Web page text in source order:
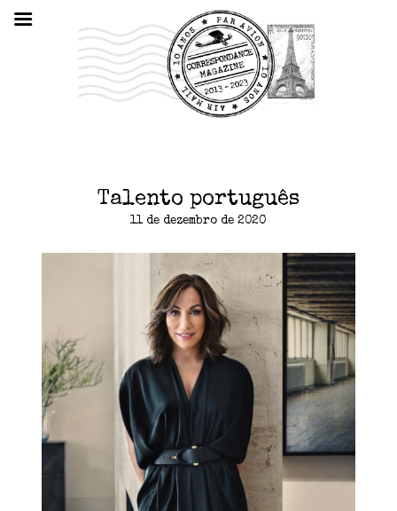
Talento português
11 de dezembro de 2020